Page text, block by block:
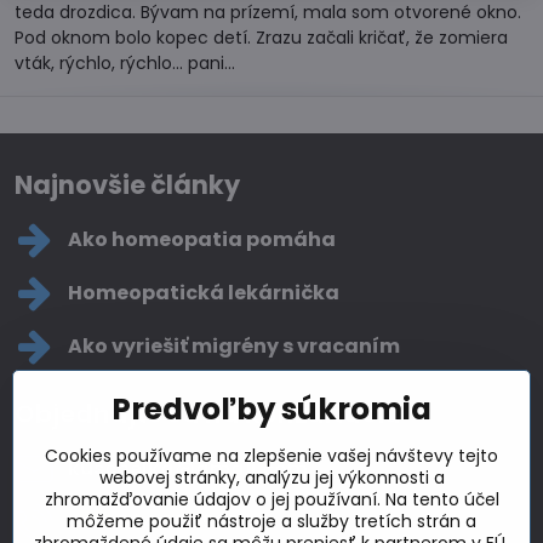
teda drozdica. Bývam na prízemí, mala som otvorené okno.
Pod oknom bolo kopec detí. Zrazu začali kričať, že zomiera
vták, rýchlo, rýchlo... pani...
Najnovšie články
Ako homeopatia pomáha
Homeopatická lekárnička
Ako vyriešiť migrény s vracaním
Objednajte sa na konzultáciu
kuschelka​​@gmail​​.com
+421 904 632 965
Predvoľby súkromia
Cookies používame na zlepšenie vašej návštevy tejto
webovej stránky, analýzu jej výkonnosti a
zhromažďovanie údajov o jej používaní. Na tento účel
môžeme použiť nástroje a služby tretích strán a